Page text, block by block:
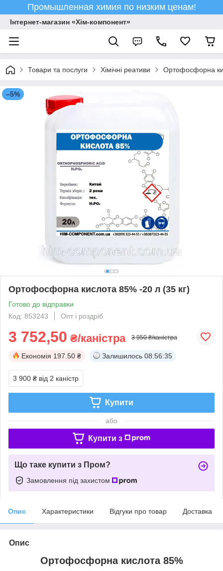
Промышленная химия по низким ценам!
Інтернет-магазин «Хім-компонент»
Товари та послуги Хімічні реативи Ортофосфорна
–5%
Ортофосфорна кислота 85% -20 л (35 кг)
Готово до відправки
Код: 853243
Опт і роздріб
3 752,50 ₴/каністра 3 950 ₴/каністра
Економія 197.50 ₴ Залишилось 08:56:34
3 900 ₴ від 2 каністр
Купити
або
Купити з
Що таке купити з Пром?
Замовлення під захистом
Опис Характеристики Відгуки про товар Доставка
Опис
Ортофосфорна кислота 85%